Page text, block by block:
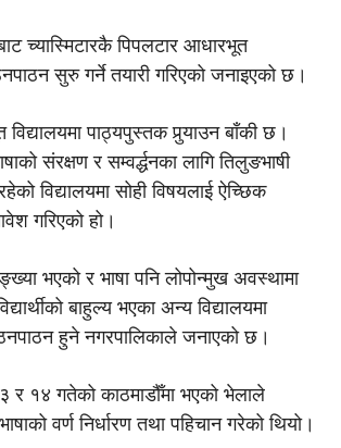
च्यास्मिटारकै पिपलटार आधारभूत
सुरु गर्ने तयारी गरिएको जनाइएको छ।
पाठ्यपुस्तक पुर्‍याउन बाँकी छ।
संरक्षण र सम्वर्द्धनका लागि तिलुङभाषी
रहेको विद्यालयमा सोही विषयलाई ऐच्छिक
गरिएको हो।
भएको र भाषा पनि लोपोन्मुख अवस्थामा
बाहुल्य भएका अन्य विद्यालयमा
हुने नगरपालिकाले जनाएको छ।
१४ गतेको काठमाडौँमा भएको भेलाले
वर्ण निर्धारण तथा पहिचान गरेको थियो।